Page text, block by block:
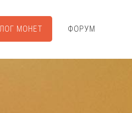
МОНЕТ ФОРУМ